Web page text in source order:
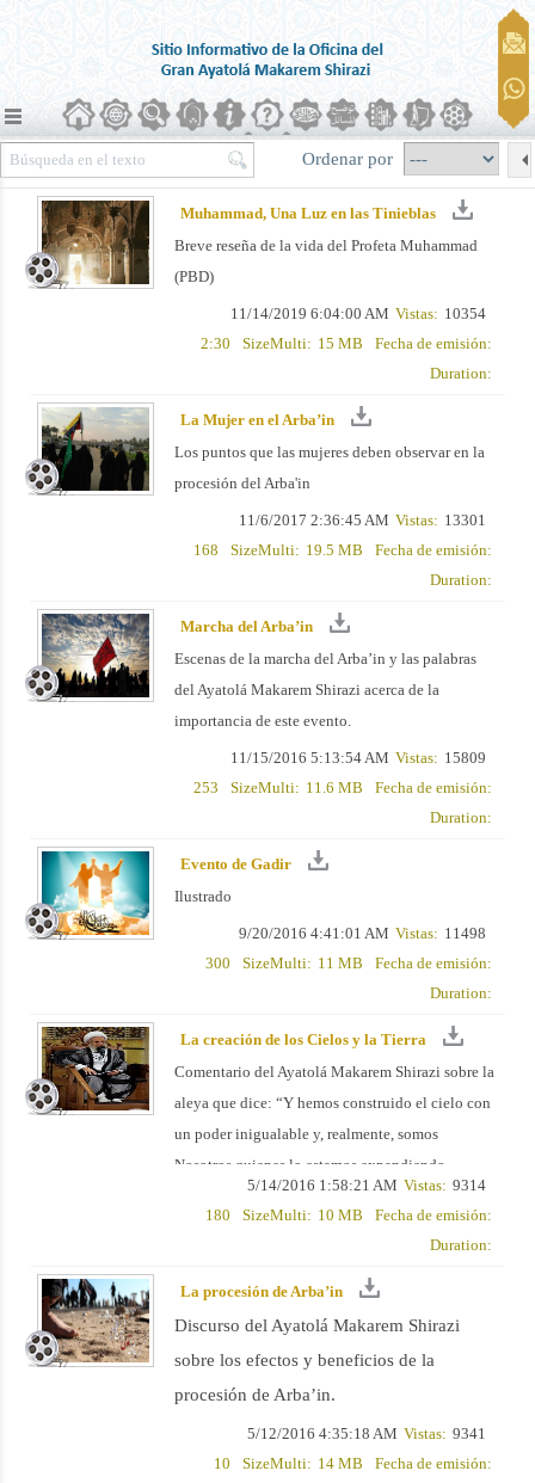
Ordenar por
Muhammad, Una Luz en las Tinieblas
Breve reseña de la vida del Profeta Muhammad
(PBD)
10354
Vistas:
11/14/2019 6:04:00 AM
Fecha de emisión:
15 MB
SizeMulti:
2:30
Duration:
La Mujer en el Arba’in
Los puntos que las mujeres deben observar en la
procesión del Arba'in
13301
Vistas:
11/6/2017 2:36:45 AM
Fecha de emisión:
19.5 MB
SizeMulti:
168
Duration:
Marcha del Arba’in
Escenas de la marcha del Arba’in y las palabras
del Ayatolá Makarem Shirazi acerca de la
importancia de este evento.
15809
Vistas:
11/15/2016 5:13:54 AM
Fecha de emisión:
11.6 MB
SizeMulti:
253
Duration:
Evento de Gadir
Ilustrado
11498
Vistas:
9/20/2016 4:41:01 AM
Fecha de emisión:
11 MB
SizeMulti:
300
Duration:
La creación de los Cielos y la Tierra
Comentario del Ayatolá Makarem Shirazi sobre la
aleya que dice: “Y hemos construido el cielo con
un poder inigualable y, realmente, somos
Nosotros quienes lo estamos expandiendo
continuamente”.
9314
Vistas:
5/14/2016 1:58:21 AM
Fecha de emisión:
10 MB
SizeMulti:
180
Duration:
La procesión de Arba’in
Discurso del Ayatolá Makarem Shirazi
sobre los efectos y beneficios de la
procesión de Arba’in.
9341
Vistas:
5/12/2016 4:35:18 AM
Fecha de emisión:
14 MB
SizeMulti:
10